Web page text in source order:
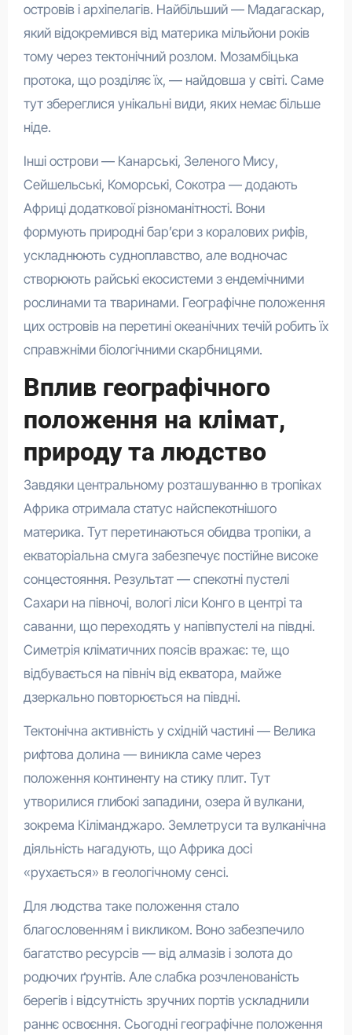
островів і архіпелагів. Найбільший — Мадагаскар,
який відокремився від материка мільйони років
тому через тектонічний розлом. Мозамбіцька
протока, що розділяє їх, — найдовша у світі. Саме
тут збереглися унікальні види, яких немає більше
ніде.
Інші острови — Канарські, Зеленого Мису,
Сейшельські, Коморські, Сокотра — додають
Африці додаткової різноманітності. Вони
формують природні бар’єри з коралових рифів,
ускладнюють судноплавство, але водночас
створюють райські екосистеми з ендемічними
рослинами та тваринами. Географічне положення
цих островів на перетині океанічних течій робить їх
справжніми біологічними скарбницями.
Вплив географічного
положення на клімат,
природу та людство
Завдяки центральному розташуванню в тропіках
Африка отримала статус найспекотнішого
материка. Тут перетинаються обидва тропіки, а
екваторіальна смуга забезпечує постійне високе
сонцестояння. Результат — спекотні пустелі
Сахари на півночі, вологі ліси Конго в центрі та
саванни, що переходять у напівпустелі на півдні.
Симетрія кліматичних поясів вражає: те, що
відбувається на північ від екватора, майже
дзеркально повторюється на півдні.
Тектонічна активність у східній частині — Велика
рифтова долина — виникла саме через
положення континенту на стику плит. Тут
утворилися глибокі западини, озера й вулкани,
зокрема Кіліманджаро. Землетруси та вулканічна
діяльність нагадують, що Африка досі
«рухається» в геологічному сенсі.
Для людства таке положення стало
благословенням і викликом. Воно забезпечило
багатство ресурсів — від алмазів і золота до
родючих ґрунтів. Але слабка розчленованість
берегів і відсутність зручних портів ускладнили
раннє освоєння. Сьогодні географічне положення